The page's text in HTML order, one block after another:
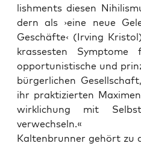
lish­ments die­sen
dern als ›eine neue
Geschäf­te‹ (Irving
kras­ses­ten
oppor­tu­nis­ti­sche und
bür­ger­li­chen
ihr prak­ti­zier­ten
wirk­li­chung mit
verwechseln.«
Kal­ten­brun­ner gehört zu